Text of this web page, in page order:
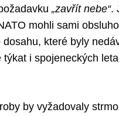
„zavřít nebe“.
mohli sami
které byly
i spojeneckých
by vyžadovaly